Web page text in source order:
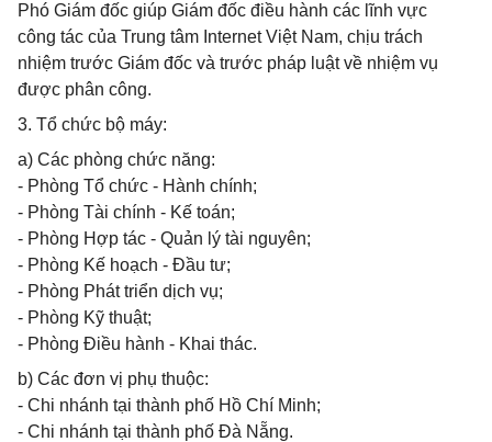
Phó Giám đốc giúp Giám đốc điều hành các lĩnh vực
công tác của Trung tâm Internet Việt Nam, chịu trách
nhiệm trước Giám đốc và trước pháp luật về nhiệm vụ
được phân công.
3. Tổ chức bộ máy:
a) Các phòng chức năng:
- Phòng Tổ chức - Hành chính;
- Phòng Tài chính - Kế toán;
- Phòng Hợp tác - Quản lý tài nguyên;
- Phòng Kế hoạch - Đầu tư;
- Phòng Phát triển dịch vụ;
- Phòng Kỹ thuật;
- Phòng Điều hành - Khai thác.
b) Các đơn vị phụ thuộc:
- Chi nhánh tại thành phố Hồ Chí Minh;
- Chi nhánh tại thành phố Đà Nẵng.